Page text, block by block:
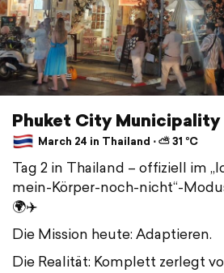
Phuket City Municipality
March 24 in Thailand ⋅ ⛅ 31 °C
Tag 2 in Thailand – offiziell im
mein-Körper-noch-nicht“-
🌍✈️
Die Mission heute: Adaptieren.
Die Realität: Komplett zerlegt